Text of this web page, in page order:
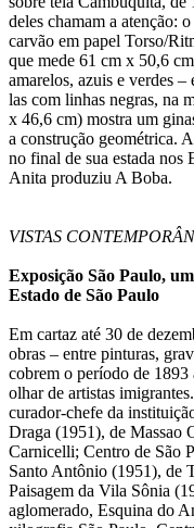
deles chamam a atenção:
carvão em papel Torso/
que mede 61 cm x 50,6
amarelos, azuis e verdes –
las com linhas negras, na
x 46,6 cm) mostra um
a construção geométrica.
no final de sua estada nos
Anita produziu A Boba.
VISTAS
Exposição São Paulo,
Estado de São Paulo
Em cartaz até 30 de
obras – entre pinturas,
cobrem o período de 1893
olhar de artistas
curador-chefe da
Draga (1951), de Massao
Carnicelli; Centro de São
Santo Antônio (1951), de
Paisagem da Vila Sônia
aglomerado, Esquina do